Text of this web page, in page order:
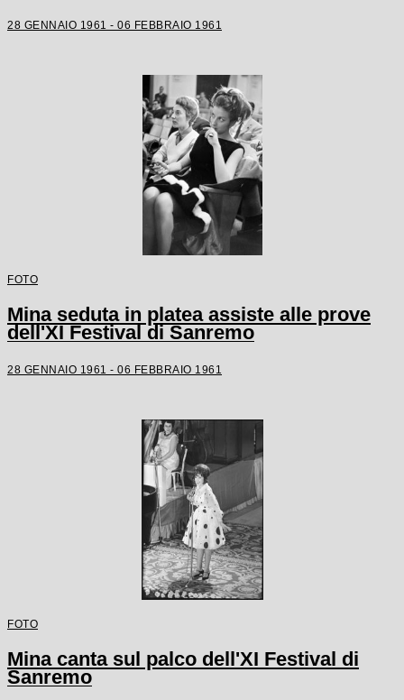
28 GENNAIO 1961 - 06 FEBBRAIO 1961
FOTO
Mina seduta in platea assiste alle prove
dell'XI Festival di Sanremo
28 GENNAIO 1961 - 06 FEBBRAIO 1961
FOTO
Mina canta sul palco dell'XI Festival di
Sanremo